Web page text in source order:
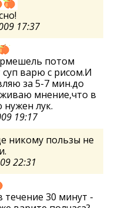
17:37
потом
суп варю с рисом.И
за 5-7 мин.до
мнение,что в
лук.
19:17
никому пользы не
22:31
течение 30 минут -